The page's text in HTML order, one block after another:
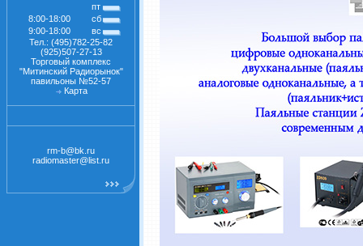
пт
8:00-18:00
сб
9:00-18:00
вс
Тел.: (495)782-25-82
(925)507-27-13
Торговый комплекс
"Митинский Радиорынок"
павильоны №52-57
Карта
rm-b@bk.ru
radiomaster@list.ru